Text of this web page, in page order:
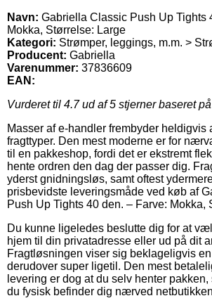
Navn: Gabriella Classic Push Up Tights
Mokka, Størrelse: Large
Kategori: Strømper, leggings, m.m. >
Producent: Gabriella
Varenummer: 37836609
EAN:
Vurderet til 4.7ud af 5 stjerner baseret på
Masser af e-handler frembyder heldigvis
fragttyper. Den mest moderne er for
til en pakkeshop, fordi det er ekstremt
hente ordren den dag der passer dig.
yderst gnidningsløs, samt oftest
prisbevidste leveringsmåde ved køb af
Push Up Tights 40 den. – Farve: Mokka,
Du kunne ligeledes beslutte dig for at
hjem til din privatadresse eller ud på dit
Fragtløsningen viser sig beklageligvis
derudover super ligetil. Den mest
levering er dog at du selv henter
du fysisk befinder dig nærved